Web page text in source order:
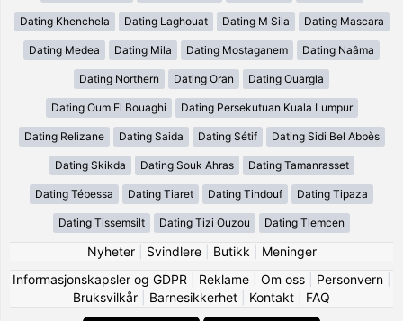
Dating Khenchela Dating Laghouat Dating M Sila Dating Mascara
Dating Medea Dating Mila Dating Mostaganem Dating Naâma
Dating Northern Dating Oran Dating Ouargla
Dating Oum El Bouaghi Dating Persekutuan Kuala Lumpur
Dating Relizane Dating Saida Dating Sétif Dating Sidi Bel Abbès
Dating Skikda Dating Souk Ahras Dating Tamanrasset
Dating Tébessa Dating Tiaret Dating Tindouf Dating Tipaza
Dating Tissemsilt Dating Tizi Ouzou Dating Tlemcen
Nyheter| Svindlere| Butikk
Meninger
Informasjonskapsler og GDPR
Reklame| Om oss| Personvern|
Bruksvilkår
Barnesikkerhet Kontakt FAQ